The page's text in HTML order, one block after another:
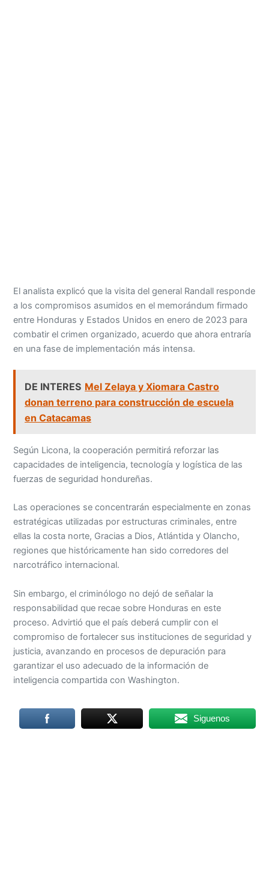
El analista explicó que la visita del general Randall responde
a los compromisos asumidos en el memorándum firmado
entre Honduras y Estados Unidos en enero de 2023 para
combatir el crimen organizado, acuerdo que ahora entraría
en una fase de implementación más intensa.
DE INTERES Mel Zelaya y Xiomara Castro
donan terreno para construcción de escuela
en Catacamas
Según Licona, la cooperación permitirá reforzar las
capacidades de inteligencia, tecnología y logística de las
fuerzas de seguridad hondureñas.
Las operaciones se concentrarán especialmente en zonas
estratégicas utilizadas por estructuras criminales, entre
ellas la costa norte, Gracias a Dios, Atlántida y Olancho,
regiones que históricamente han sido corredores del
narcotráfico internacional.
Sin embargo, el criminólogo no dejó de señalar la
responsabilidad que recae sobre Honduras en este
proceso. Advirtió que el país deberá cumplir con el
compromiso de fortalecer sus instituciones de seguridad y
justicia, avanzando en procesos de depuración para
garantizar el uso adecuado de la información de
inteligencia compartida con Washington.
Siguenos